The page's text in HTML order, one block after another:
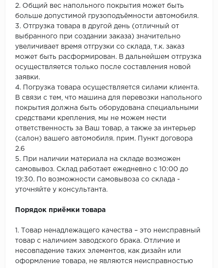
2. Общий вес напольного покрытия может быть
больше допустимой грузоподъёмности автомобиля.
3. Отгрузка товара в другой день (отличный от
выбранного при создании заказа) значительно
увеличивает время отгрузки со склада, т.к. заказ
может быть расформирован. В дальнейшем отгрузка
осуществляется только после составления новой
заявки.
4. Погрузка товара осуществляется силами клиента.
В связи с тем, что машина для перевозки напольного
покрытия должна быть оборудована специальными
средствами крепления, мы не можем нести
ответственность за Ваш товар, а также за интерьер
(салон) вашего автомобиля. прим. Пункт договора
2.6
5. При наличии материала на складе возможен
самовывоз. Склад работает ежедневно с 10:00 до
19:30. По возможности самовывоза со склада -
уточняйте у консультанта.
Порядок приёмки товара
1. Товар ненадлежащего качества – это неисправный
товар с наличием заводского брака. Отличие и
несовпадение таких элементов, как дизайн или
оформление товара, не являются неисправностью